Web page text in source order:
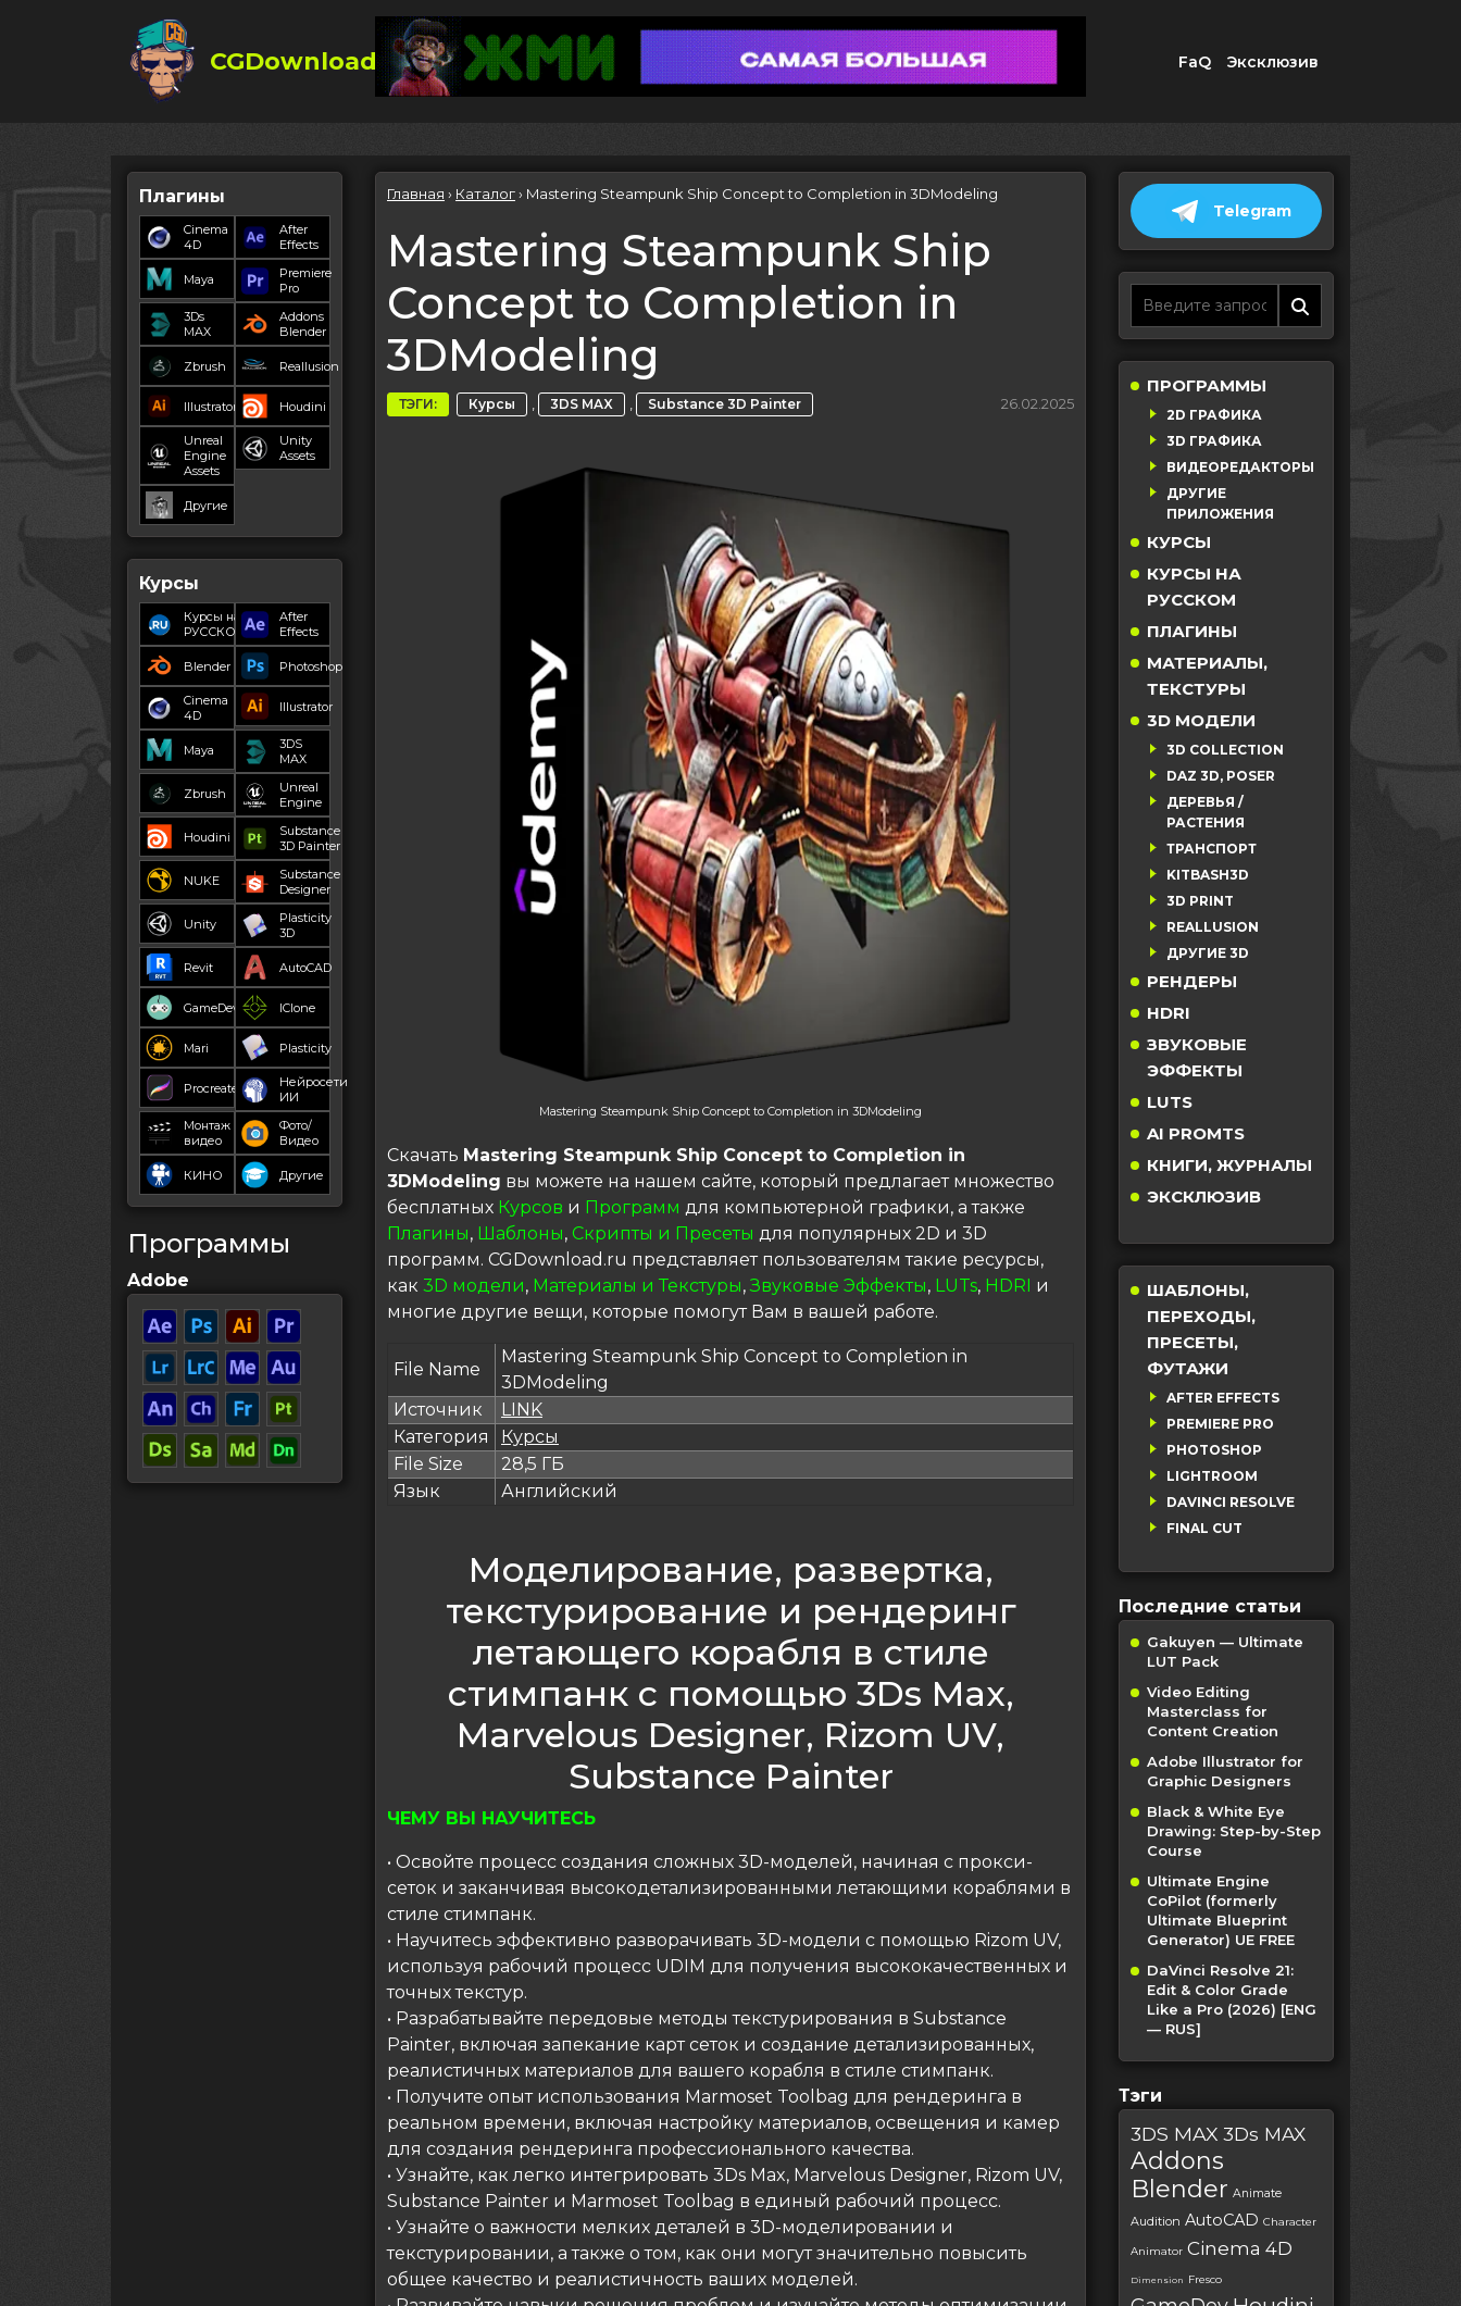
CGDownload FaQ Эксклюзив
Плагины
Cinema
4D
After
Effects
Maya
Premiere
Pro
3Ds
MAX
Addons
Blender
Zbrush Reallusion
Illustrator Houdini
Unreal
Engine
Assets
Unity
Assets
Другие
Курсы
Курсы на
РУССКОМ
After
Effects
Blender Photoshop
Cinema
4D
Illustrator
Maya
3DS
MAX
Zbrush
Unreal
Engine
Houdini
Substance
3D Painter
NUKE
Substance
Designer
Unity
Plasticity
3D
Revit AutoCAD
GameDev IClone
Mari Plasticity
Procreate
Нейросети
ИИ
Монтаж
видео
Фото/
Видео
КИНО Другие
Программы
Adobe
Главная › Каталог› Mastering Steampunk Ship Concept to Completion in 3DModeling
Mastering Steampunk Ship
Concept to Completion in
3DModeling
ТЭГИ: Курсы , 3DS MAX , Substance 3D Painter 26.02.2025
Mastering Steampunk Ship Concept to Completion in 3DModeling
Скачать Mastering Steampunk Ship Concept to Completion in
3DModeling вы можете на нашем сайте, который предлагает множество
бесплатных Курсов и Программ для компьютерной графики, а также
Плагины, Шаблоны, Скрипты и Пресеты для популярных 2D и 3D
программ. CGDownload.ru представляет пользователям такие ресурсы,
как 3D модели, Материалы и Текстуры,Звуковые Эффекты, LUTs, HDRI и
многие другие вещи, которые помогут Вам в вашей работе.
File Name
Mastering Steampunk Ship Concept to Completion in
3DModeling
Источник
LINK
Категория
Курсы
File Size
28,5 ГБ
Язык
Английский
Моделирование, развертка,
текстурирование и рендеринг
летающего корабля в стиле
стимпанк с помощью 3Ds Max,
Marvelous Designer, Rizom UV,
Substance Painter
ЧЕМУ ВЫ НАУЧИТЕСЬ
• Освойте процесс создания сложных 3D-моделей, начиная с прокси-
сеток и заканчивая высокодетализированными летающими кораблями в
стиле стимпанк.
• Научитесь эффективно разворачивать 3D-модели с помощью Rizom UV,
используя рабочий процесс UDIM для получения высококачественных и
точных текстур.
• Разрабатывайте передовые методы текстурирования в Substance
Painter, включая запекание карт сеток и создание детализированных,
реалистичных материалов для вашего корабля в стиле стимпанк.
• Получите опыт использования Marmoset Toolbag для рендеринга в
реальном времени, включая настройку материалов, освещения и камер
для создания рендеринга профессионального качества.
• Узнайте, как легко интегрировать 3Ds Max, Marvelous Designer, Rizom UV,
Substance Painter и Marmoset Toolbag в единый рабочий процесс.
• Узнайте о важности мелких деталей в 3D-моделировании и
текстурировании, а также о том, как они могут значительно повысить
общее качество и реалистичность ваших моделей.
Telegram
ПРОГРАММЫ
2D ГРАФИКА
3D ГРАФИКА
ВИДЕОРЕДАКТОРЫ
ДРУГИЕ
ПРИЛОЖЕНИЯ
КУРСЫ
КУРСЫ НА
РУССКОМ
ПЛАГИНЫ
МАТЕРИАЛЫ,
ТЕКСТУРЫ
3D МОДЕЛИ
3D COLLECTION
DAZ 3D, POSER
ДЕРЕВЬЯ /
РАСТЕНИЯ
ТРАНСПОРТ
KITBASH3D
3D PRINT
REALLUSION
ДРУГИЕ 3D
РЕНДЕРЫ
HDRI
ЗВУКОВЫЕ
ЭФФЕКТЫ
LUTS
AI PROMTS
КНИГИ, ЖУРНАЛЫ
ЭКСКЛЮЗИВ
ШАБЛОНЫ,
ПЕРЕХОДЫ,
ПРЕСЕТЫ,
ФУТАЖИ
AFTER EFFECTS
PREMIERE PRO
PHOTOSHOP
LIGHTROOM
DAVINCI RESOLVE
FINAL CUT
Последние статьи
Gakuyen — Ultimate
LUT Pack
Video Editing
Masterclass for
Content Creation
Adobe Illustrator for
Graphic Designers
Black & White Eye
Drawing: Step-by-Step
Course
Ultimate Engine
CoPilot (formerly
Ultimate Blueprint
Generator) UE FREE
DaVinci Resolve 21:
Edit & Color Grade
Like a Pro (2026) [ENG
— RUS]
Тэги
3DS MAX 3Ds MAX
Addons
Blender Animate
Audition AutoCAD Character
Animator Cinema 4D
Dimension Fresco